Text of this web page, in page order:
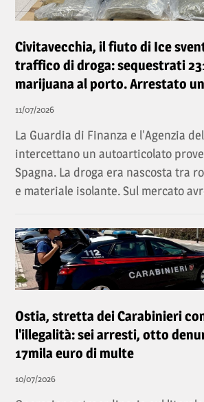
Civitavecchia, il fiuto di Ice
traffico di droga: sequestrati
marijuana al porto. Arrestato
11/07/2026
La Guardia di Finanza e l'Agenzia
intercettano un autoarticolato
Spagna. La droga era nascosta tra
e materiale isolante. Sul mercato
Ostia, stretta dei Carabinieri
l'illegalità: sei arresti, otto
17mila euro di multe
10/07/2026